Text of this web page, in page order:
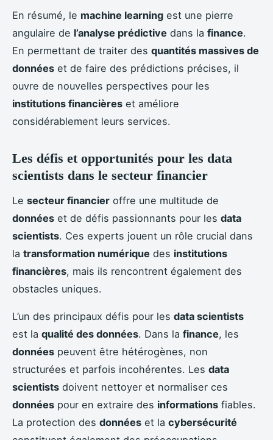
En résumé, le machine learning est une pierre
angulaire de l’analyse prédictive dans la finance.
En permettant de traiter des quantités massives de
données et de faire des prédictions précises, il
ouvre de nouvelles perspectives pour les
institutions financières et améliore
considérablement leurs services.
Les défis et opportunités pour les data
scientists dans le secteur financier
Le secteur financier offre une multitude de
données et de défis passionnants pour les data
scientists. Ces experts jouent un rôle crucial dans
la transformation numérique des institutions
financières, mais ils rencontrent également des
obstacles uniques.
L’un des principaux défis pour les data scientists
est la qualité des données. Dans la finance, les
données peuvent être hétérogènes, non
structurées et parfois incohérentes. Les data
scientists doivent nettoyer et normaliser ces
données pour en extraire des informations fiables.
La protection des données et la cybersécurité